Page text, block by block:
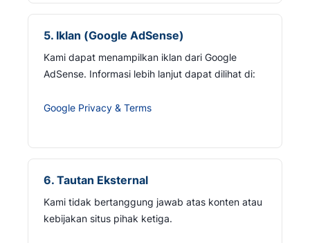
5. Iklan (Google AdSense)
Kami dapat menampilkan iklan dari Google
AdSense. Informasi lebih lanjut dapat dilihat di:
Google Privacy & Terms
6. Tautan Eksternal
Kami tidak bertanggung jawab atas konten atau
kebijakan situs pihak ketiga.